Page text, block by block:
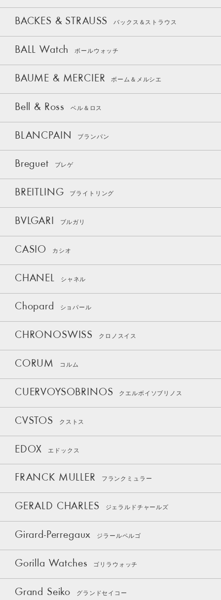
BACKES & STRAUSS バックス＆ストラウス
BALL Watch ボールウォッチ
BAUME & MERCIER ボーム＆メルシエ
Bell & Ross ベル＆ロス
BLANCPAIN ブランパン
Breguet ブレゲ
BREITLING ブライトリング
BVLGARI ブルガリ
CASIO カシオ
CHANEL シャネル
Chopard ショパール
CHRONOSWISS クロノスイス
CORUM コルム
CUERVOYSOBRINOS クエルボイソブリノス
CVSTOS クストス
EDOX エドックス
FRANCK MULLER フランクミュラー
GERALD CHARLES ジェラルドチャールズ
Girard-Perregaux ジラールペルゴ
Gorilla Watches ゴリラウォッチ
Grand Seiko グランドセイコー